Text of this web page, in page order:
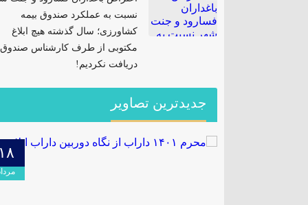
نسبت به عملکرد صندوق بیمه
کشاورزی؛ سال گذشته هیچ ابلاغ
مکتوبی از طرف کارشناس صندوق
دریافت نکردیم!
جدیدترین تصاویر
۱۸